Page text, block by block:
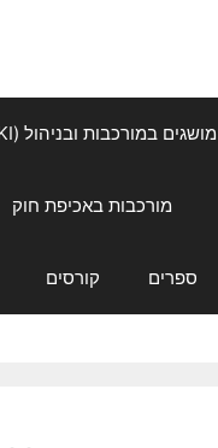
מושגים במורכבות ובניהול (WIKI)
מורכבות באכיפת חוק
ספרים קורסים